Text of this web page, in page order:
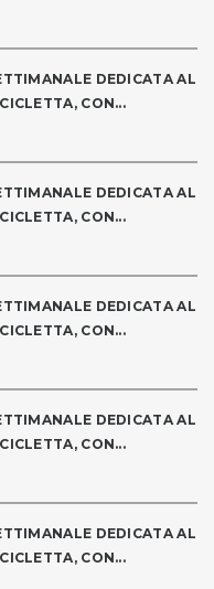
DEDICATA AL
CON...
DEDICATA AL
CON...
DEDICATA AL
CON...
DEDICATA AL
CON...
DEDICATA AL
CON...